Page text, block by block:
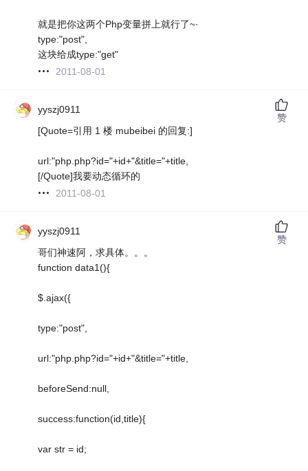
就是把你这两个Php变量拼上就行了~·
type:"post",
这块给成type:"get"
2011-08-01
yyszj0911
[Quote=引用 1 楼 mubeibei 的回复:]
url:"php.php?id="+id+"&title="+title,
[/Quote]我要动态循环的
2011-08-01
赞
yyszj0911
哥们神速阿，求具体。。。
function data1(){
$.ajax({
type:"post",
url:"php.php?id="+id+"&title="+title,
beforeSend:null,
success:function(id,title){
var str = id;
赞